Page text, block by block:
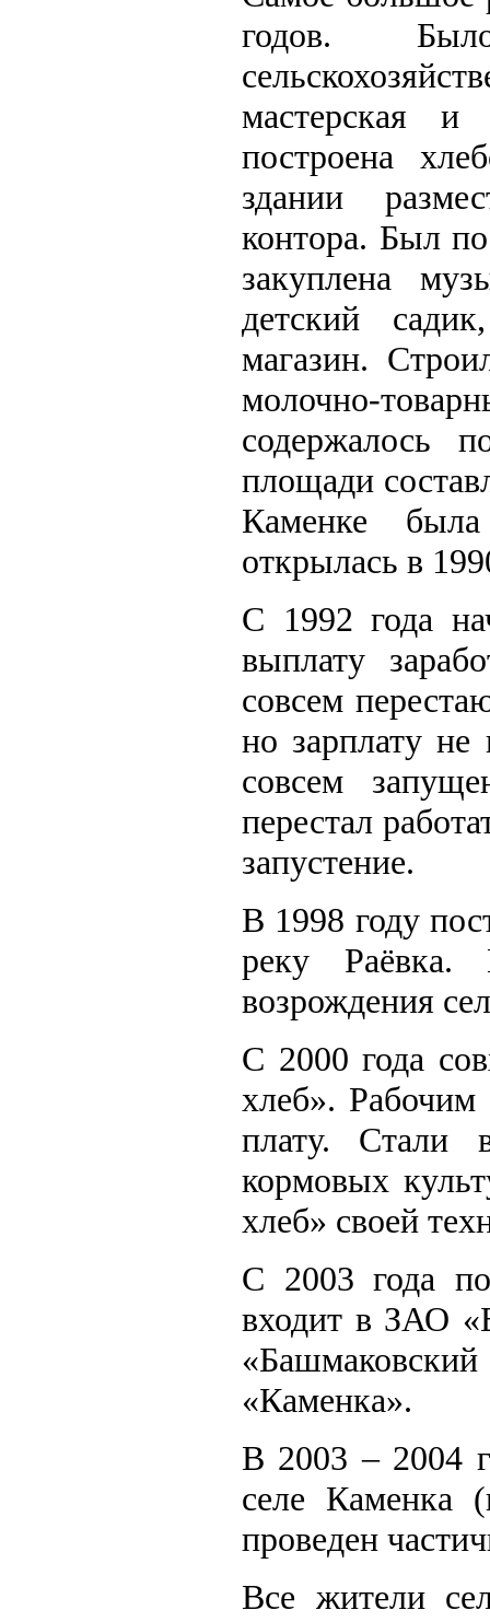
годов.
мастерская и
построена
здании
контора. Был
закуплена
детский
магазин.
молочно-
содержалось
площади
Каменке
открылась в
С 1992 года
выплату
совсем
но зарплату не
совсем
перестал
запустение.
В 1998 году
реку
возрождения
С 2000 года
хлеб». Рабочим
плату. Стали
кормовых
хлеб» своей
С 2003 года
входит в ЗАО
«Каменка».
В 2003 – 2004
селе Каменка
проведен
Все жители